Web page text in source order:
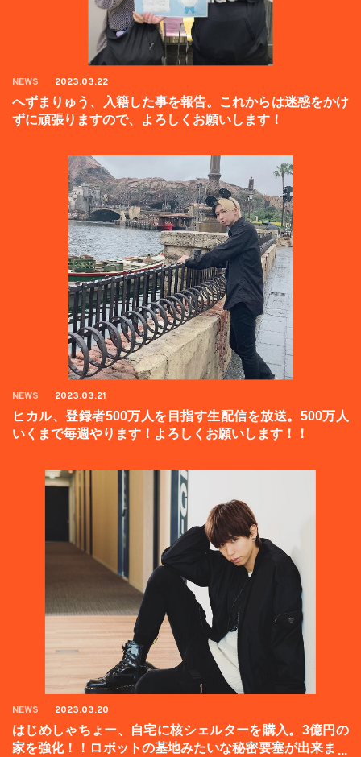
NEWS 2023.03.22
へずまりゅう、入籍した事を報告。これからは迷惑をかけ
ずに頑張りますので、よろしくお願いします！
NEWS 2023.03.21
ヒカル、登録者500万人を目指す生配信を放送。500万人
いくまで毎週やります！よろしくお願いします！！
NEWS 2023.03.20
はじめしゃちょー、自宅に核シェルターを購入。3億円の
家を強化！！ロボットの基地みたいな秘密要塞が出来まし